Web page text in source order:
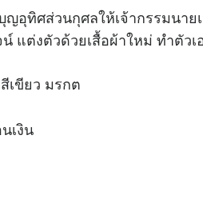
ญอุทิศส่วนกุศลให้เจ้ากรรมนาย
น์ แต่งตัวด้วยเสื้อผ้าใหม่ ทำตัว
เขียว มรกต
เงิน